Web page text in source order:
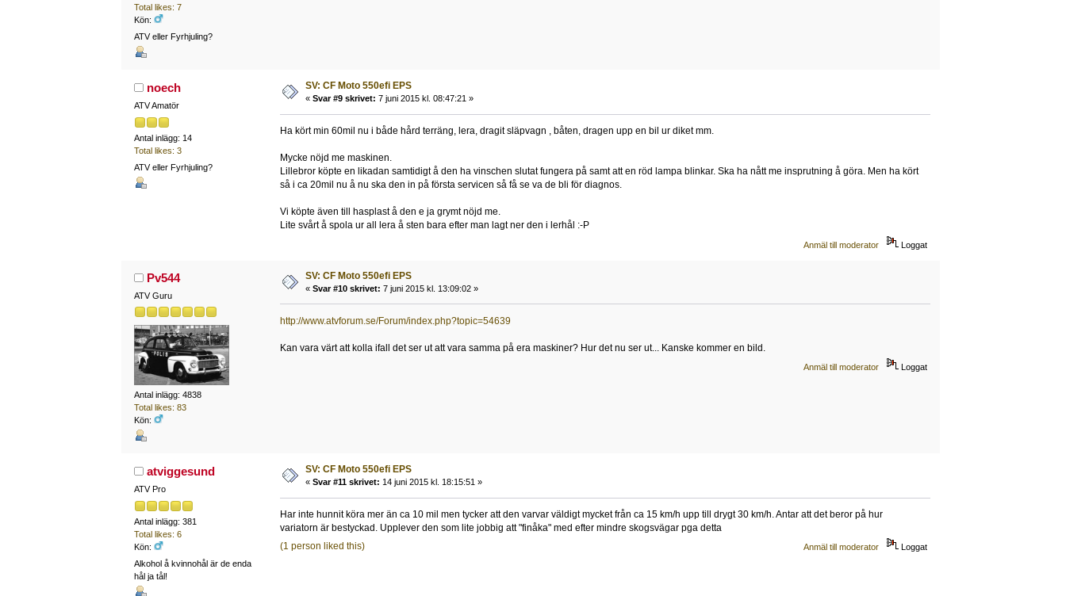
Total likes: 7
Kön:
ATV eller Fyrhjuling?
noech
ATV Amatör
Antal inlägg: 14
Total likes: 3
ATV eller Fyrhjuling?
SV: CF Moto 550efi EPS
« Svar #9 skrivet: 7 juni 2015 kl. 08:47:21 »
Ha kört min 60mil nu i både hård terräng, lera, dragit släpvagn , båten, dragen upp en bil ur diket mm.
Mycke nöjd me maskinen.
Lillebror köpte en likadan samtidigt å den ha vinschen slutat fungera på samt att en röd lampa blinkar. Ska ha nått me insprutning å göra. Men ha kört
så i ca 20mil nu å nu ska den in på första servicen så få se va de bli för diagnos.
Vi köpte även till hasplast å den e ja grymt nöjd me.
Lite svårt å spola ur all lera å sten bara efter man lagt ner den i lerhål :-P
Anmäl till moderator Loggat
Pv544
ATV Guru
Antal inlägg: 4838
Total likes: 83
Kön:
SV: CF Moto 550efi EPS
« Svar #10 skrivet: 7 juni 2015 kl. 13:09:02 »
http://www.atvforum.se/Forum/index.php?topic=54639
Kan vara värt att kolla ifall det ser ut att vara samma på era maskiner? Hur det nu ser ut... Kanske kommer en bild.
Anmäl till moderator Loggat
atviggesund
ATV Pro
Antal inlägg: 381
Total likes: 6
Kön:
Alkohol å kvinnohål är de enda
hål ja tål!
SV: CF Moto 550efi EPS
« Svar #11 skrivet: 14 juni 2015 kl. 18:15:51 »
Har inte hunnit köra mer än ca 10 mil men tycker att den varvar väldigt mycket från ca 15 km/h upp till drygt 30 km/h. Antar att det beror på hur
variatorn är bestyckad. Upplever den som lite jobbig att "finåka" med efter mindre skogsvägar pga detta
Anmäl till moderator Loggat
(1 person liked this)